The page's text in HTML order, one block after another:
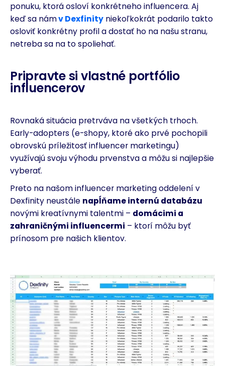
ponuku, ktorá osloví konkrétneho influencera. Aj
keď sa námv Dexfinity niekoľkokrát podarilo takto
osloviť konkrétny profil a dostať ho na našu stranu,
netreba sa na to spoliehať.
Pripravte si vlastné portfólio
influencerov
Rovnaká situácia pretrváva na všetkých trhoch.
Early-adopters (e-shopy, ktoré ako prvé pochopili
obrovskú príležitosť influencer marketingu)
využívajú svoju výhodu prvenstva a môžu si najlepšie
vyberať.
Preto na našom influencer marketing oddelení v
Dexfinity neustále napĺňame internú databázu
novými kreatívnymi talentmi – domácimi a
zahraničnými influencermi – ktorí môžu byť
prínosom pre našich klientov.